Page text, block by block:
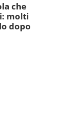
che
molti
dopo